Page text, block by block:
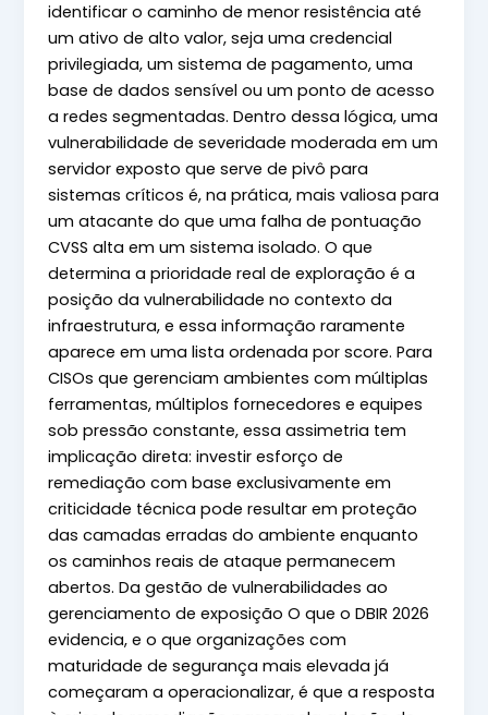
identificar o caminho de menor resistência até
um ativo de alto valor, seja uma credencial
privilegiada, um sistema de pagamento, uma
base de dados sensível ou um ponto de acesso
a redes segmentadas. Dentro dessa lógica, uma
vulnerabilidade de severidade moderada em um
servidor exposto que serve de pivô para
sistemas críticos é, na prática, mais valiosa para
um atacante do que uma falha de pontuação
CVSS alta em um sistema isolado. O que
determina a prioridade real de exploração é a
posição da vulnerabilidade no contexto da
infraestrutura, e essa informação raramente
aparece em uma lista ordenada por score. Para
CISOs que gerenciam ambientes com múltiplas
ferramentas, múltiplos fornecedores e equipes
sob pressão constante, essa assimetria tem
implicação direta: investir esforço de
remediação com base exclusivamente em
criticidade técnica pode resultar em proteção
das camadas erradas do ambiente enquanto
os caminhos reais de ataque permanecem
abertos. Da gestão de vulnerabilidades ao
gerenciamento de exposição O que o DBIR 2026
evidencia, e o que organizações com
maturidade de segurança mais elevada já
começaram a operacionalizar, é que a resposta